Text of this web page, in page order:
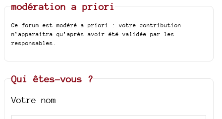
modération a priori
Ce forum est modéré a priori : votre contribution
n’apparaîtra qu’après avoir été validée par les
responsables.
Qui êtes-vous ?
Votre nom